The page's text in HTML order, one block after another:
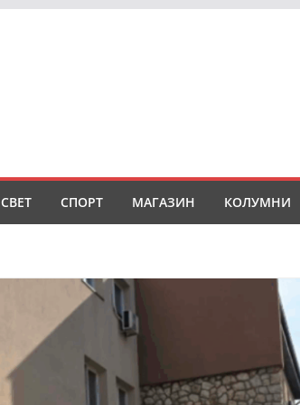
СВЕТ СПОРТ МАГАЗИН КОЛУМНИ